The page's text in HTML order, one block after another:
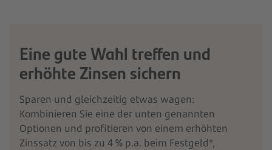
Eine gute Wahl treffen und
erhöhte Zinsen sichern
Sparen und gleichzeitig etwas wagen:
Kombinieren Sie eine der unten genannten
Optionen und profitieren von einem erhöhten
Zinssatz von bis zu 4 % p.a. beim Festgeld*,